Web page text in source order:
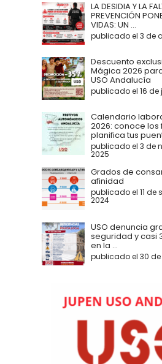
LA DESIDIA Y LA
PREVENCIÓN
VIDAS: UN ...
publicado el 3 de
Descuento
Mágica 2026
USO Andalucía
publicado el 16 de
Calendario
2026: conoce los
planifica tus
publicado el 3 de
2025
Grados de
afinidad
publicado el 11 de
2024
USO denuncia
seguridad y casi
en la ...
publicado el 30 de